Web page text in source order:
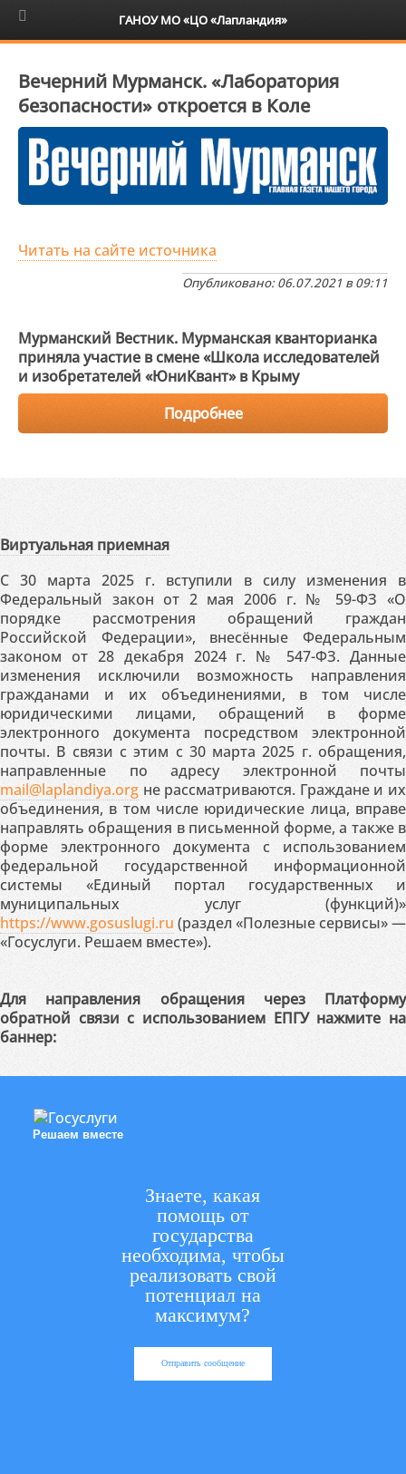
6+
Вечерний Мурманск. «Лаборатория
безопасности» откроется в Коле
Читать на сайте источника
Опубликовано: 06.07.2021 в 09:11
Мурманский Вестник. Мурманская кванторианка
приняла участие в смене «Школа исследователей
и изобретателей «ЮниКвант» в Крыму
Подробнее
Виртуальная приемная
С 30 марта 2025 г. вступили в силу изменения в
Федеральный закон от 2 мая 2006 г. № 59-ФЗ «О
порядке рассмотрения обращений граждан
Российской Федерации», внесённые Федеральным
законом от 28 декабря 2024 г. № 547-ФЗ. Данные
изменения исключили возможность направления
гражданами и их объединениями, в том числе
юридическими лицами, обращений в форме
электронного документа посредством электронной
почты. В связи с этим с 30 марта 2025 г. обращения,
направленные по адресу электронной почты
mail@laplandiya.org не рассматриваются. Граждане и их
объединения, в том числе юридические лица, вправе
направлять обращения в письменной форме, а также в
форме электронного документа с использованием
федеральной государственной информационной
системы «Единый портал государственных и
муниципальных услуг (функций)»
https://www.gosuslugi.ru (раздел «Полезные сервисы» —
«Госуслуги. Решаем вместе»).
Для направления обращения через Платформу
обратной связи с использованием ЕПГУ нажмите на
баннер:
Решаем вместе
Знаете, какая
помощь от
государства
необходима, чтобы
реализовать свой
потенциал на
максимум?
Отправить сообщение
ГАНОУ МО «ЦО «Лапландия»